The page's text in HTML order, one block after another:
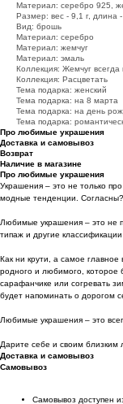
Материал: серебро 925,
Размер: вес - 9,1 г, длина
Вид: брошь
Материал: серебро
Материал: жемчуг
Материал: эмаль
Коллекция: Жемчуг всегда
Коллекция: Расцветать
Тема подарка: женский
Тема подарка: на 8 марта
Тема подарка: на день
Тема подарка:
Про любимые украшения
Доставка и самовывоз
Возврат
Наличие в магазине
Про любимые украшения
Украшения – это не только
модные тенденции. Согласны?
Любимые украшения – это не
типаж и другие классификации
Как ни крути, а самое главное
родного и любимого, которое
сарафанчике или согревать
будет напоминать о дорогом
Любимые украшения – это
Дарите себе и своим
Доставка и самовывоз
Самовывоз
Самовывоз доступен